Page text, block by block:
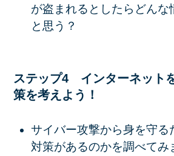
が盗まれるとしたらどんな
と思う？
ステップ4 インターネット
策を考えよう！
サイバー攻撃から身を守る
対策があるのかを調べてみ